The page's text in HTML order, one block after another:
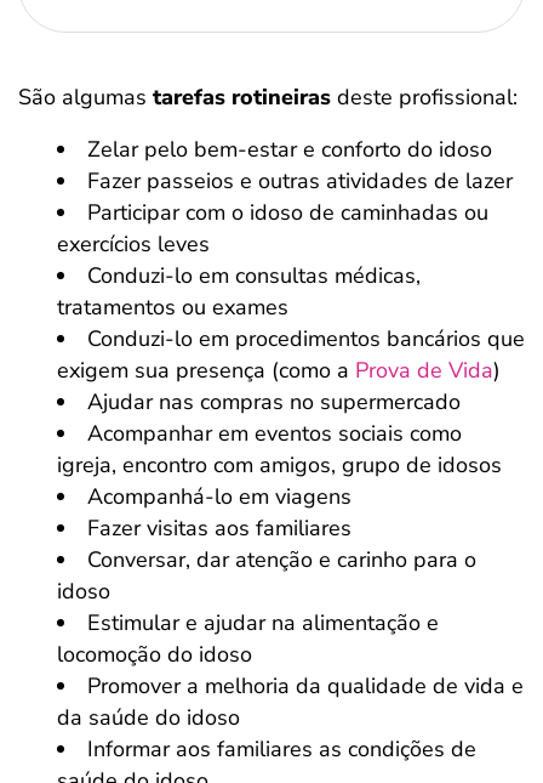
São algumas tarefas rotineiras deste profissional:
Zelar pelo bem-estar e conforto do idoso
Fazer passeios e outras atividades de lazer
Participar com o idoso de caminhadas ou
exercícios leves
Conduzi-lo em consultas médicas,
tratamentos ou exames
Conduzi-lo em procedimentos bancários que
exigem sua presença (como a Prova de Vida)
Ajudar nas compras no supermercado
Acompanhar em eventos sociais como
igreja, encontro com amigos, grupo de idosos
Acompanhá-lo em viagens
Fazer visitas aos familiares
Conversar, dar atenção e carinho para o
idoso
Estimular e ajudar na alimentação e
locomoção do idoso
Promover a melhoria da qualidade de vida e
da saúde do idoso
Informar aos familiares as condições de